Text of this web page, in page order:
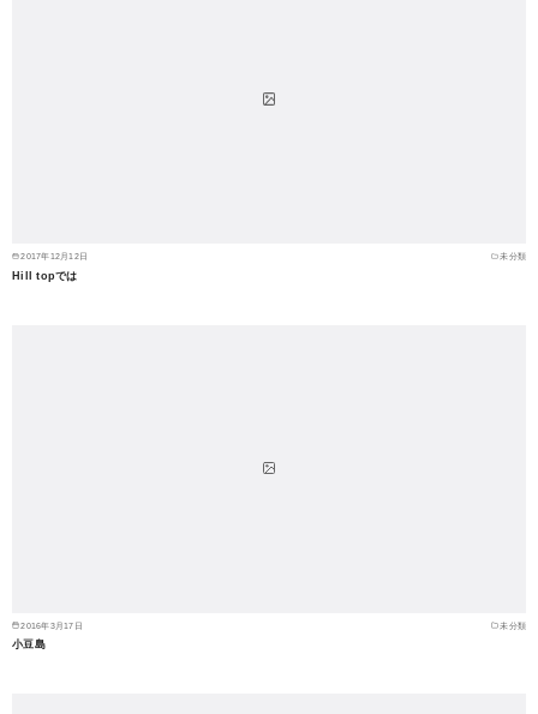
2017年12月12日 未分類
Hill topでは
2016年3月17日 未分類
小豆島